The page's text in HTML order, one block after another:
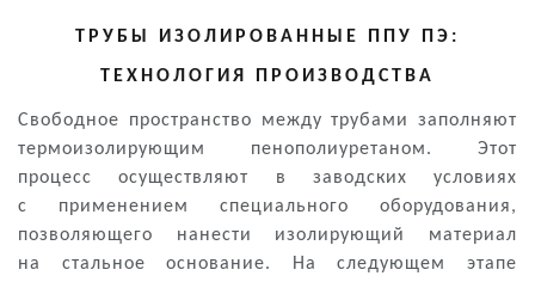
ТРУБЫ ИЗОЛИРОВАННЫЕ ППУ ПЭ:
ТЕХНОЛОГИЯ ПРОИЗВОДСТВА
Свободное пространство между трубами заполняют
термоизолирующим пенополиуретаном. Этот
процесс осуществляют в заводских условиях
с применением специального оборудования,
позволяющего нанести изолирующий материал
на стальное основание. На следующем этапе